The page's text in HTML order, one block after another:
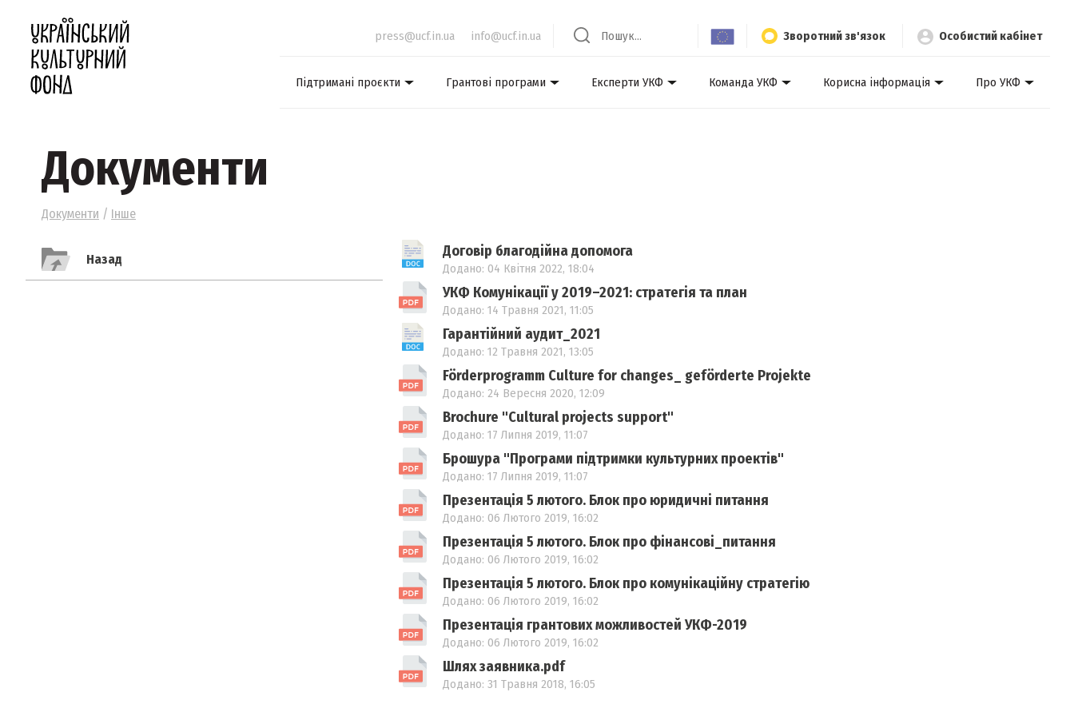
press@ucf.in.ua info@ucf.in.ua Зворотний зв'язок Особистий кабінет
Підтримані проєкти Грантові програми Експерти УКФ Команда УКФ Корисна інформація Про УКФ
Документи
Документи / Інше
Назад Договір благодійна допомога
Додано: 04 Квітня 2022, 18:04
УКФ Комунікації у 2019–2021: стратегія та план
Додано: 14 Травня 2021, 11:05
Гарантійний аудит_2021
Додано: 12 Травня 2021, 13:05
Förderprogramm Culture for changes_ geförderte Projekte
Додано: 24 Вересня 2020, 12:09
Brochure "Cultural projects support"
Додано: 17 Липня 2019, 11:07
Брошура "Програми підтримки культурних проектів"
Додано: 17 Липня 2019, 11:07
Презентація 5 лютого. Блок про юридичні питання
Додано: 06 Лютого 2019, 16:02
Презентація 5 лютого. Блок про фінансові_питання
Додано: 06 Лютого 2019, 16:02
Презентація 5 лютого. Блок про комунікаційну стратегію
Додано: 06 Лютого 2019, 16:02
Презентація грантових можливостей УКФ-2019
Додано: 06 Лютого 2019, 16:02
Шлях заявника.pdf
Додано: 31 Травня 2018, 16:05